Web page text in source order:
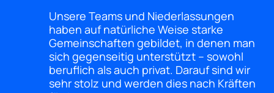
Unsere Teams und Niederlassungen
haben auf natürliche Weise starke
Gemeinschaften gebildet, in denen man
sich gegenseitig unterstützt – sowohl
beruflich als auch privat. Darauf sind wir
sehr stolz und werden dies nach Kräften